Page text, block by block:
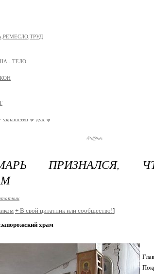
- ТЕЛО
українство дух
ПРИЗНАЛСЯ,
+ В свой цитатник или сообщество!]
храм